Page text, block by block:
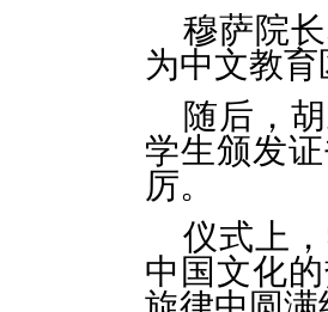
穆萨院
为中文教
随后，
学生颁发
厉。
仪式上
中国文化